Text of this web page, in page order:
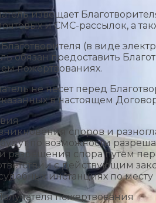
извещает
и СМС-рассылок, а
Благотворителя (в виде
обязан предоставить
пожертвованиях.
не несет перед
в настоящем
споров и
по возможности
разрешения спора путем
с действующим
инстанциях по месту
пожертвования